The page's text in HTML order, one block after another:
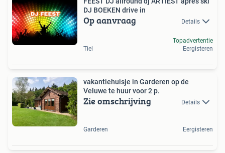
DJ BOEKEN drive in
Op aanvraag Details
Tiel
Topadvertentie
Eergisteren
vakantiehuisje in Garderen op de
Veluwe te huur voor 2 p.
Zie omschrijving Details
Garderen Eergisteren